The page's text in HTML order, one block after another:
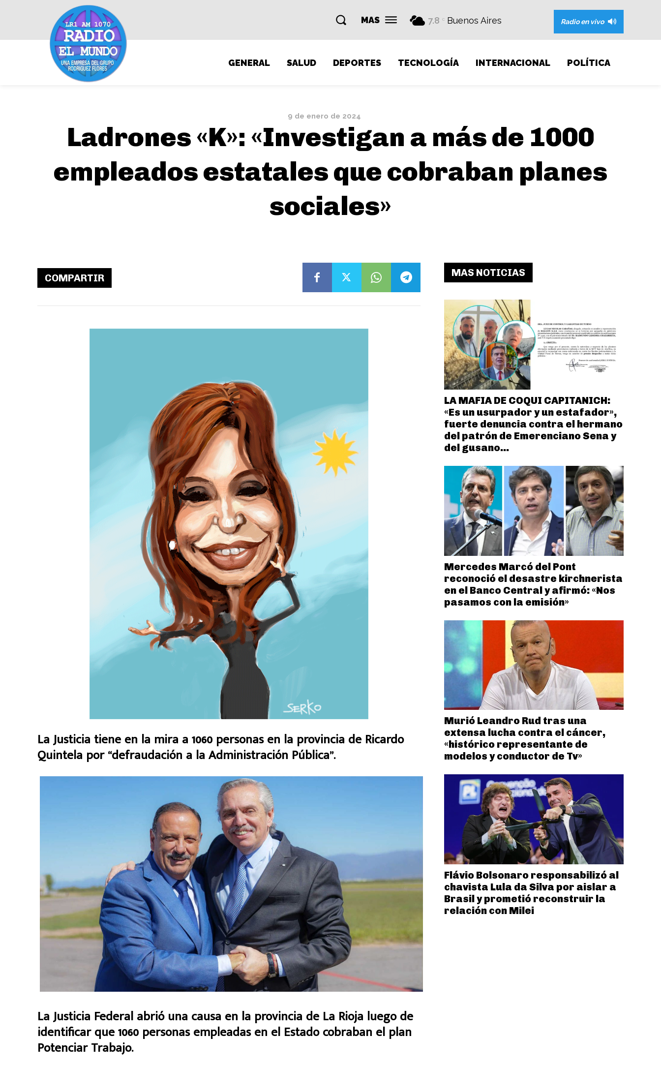
MAS 7.8 C Buenos Aires Radio en vivo
GENERAL SALUD DEPORTES TECNOLOGÍA INTERNACIONAL POLÍTICA
9 de enero de 2024
Ladrones «K»: «Investigan a más de 1000
empleados estatales que cobraban planes
sociales»
COMPARTIR
La Justicia tiene en la mira a 1060 personas en la provincia de Ricardo
Quintela por “defraudación a la Administración Pública”.
La Justicia Federal abrió una causa en la provincia de La Rioja luego de
identificar que 1060 personas empleadas en el Estado cobraban el plan
Potenciar Trabajo.
MAS NOTICIAS
LA MAFIA DE COQUI CAPITANICH:
«Es un usurpador y un estafador»,
fuerte denuncia contra el hermano
del patrón de Emerenciano Sena y
del gusano...
Mercedes Marcó del Pont
reconoció el desastre kirchnerista
en el Banco Central y afirmó: «Nos
pasamos con la emisión»
Murió Leandro Rud tras una
extensa lucha contra el cáncer,
«histórico representante de
modelos y conductor de Tv»
Flávio Bolsonaro responsabilizó al
chavista Lula da Silva por aislar a
Brasil y prometió reconstruir la
relación con Milei